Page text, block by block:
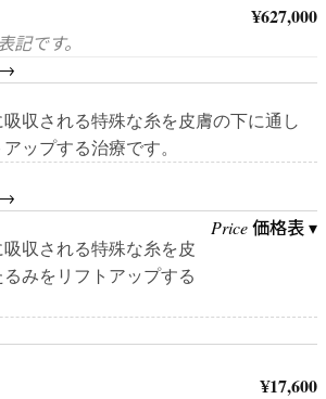
¥627,000
です。
収される特殊な糸を皮膚の下に通し
ップする治療です。
収される特殊な糸を皮
みをリフトアップする
Price価格表 ▾
¥17,600